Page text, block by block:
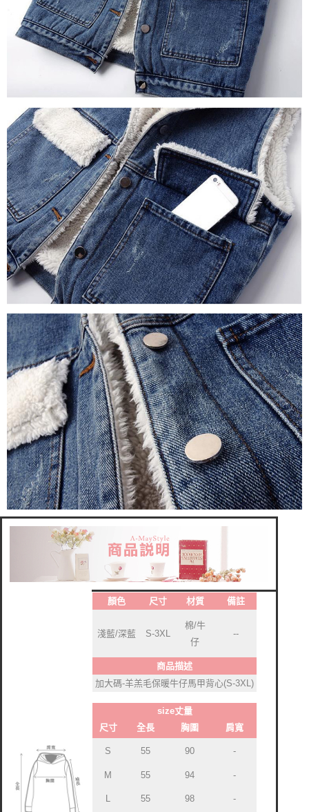
顏色 尺寸 材質 備註
淺藍/深藍 S-3XL
棉/牛
仔
--
商品描述
加大碼-羊羔毛保暖牛仔馬甲背心(S-3XL)
size丈量
尺寸
全長 胸圍 肩寬
S 55 90 -
M 55 94 -
55 98 -